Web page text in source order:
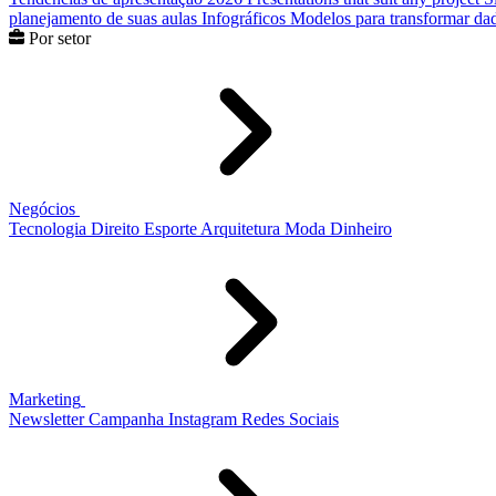
planejamento de suas aulas Infográficos Modelos para transformar
Por setor
Negócios
Tecnologia Direito Esporte Arquitetura Moda Dinheiro
Marketing
Newsletter Campanha Instagram Redes Sociais